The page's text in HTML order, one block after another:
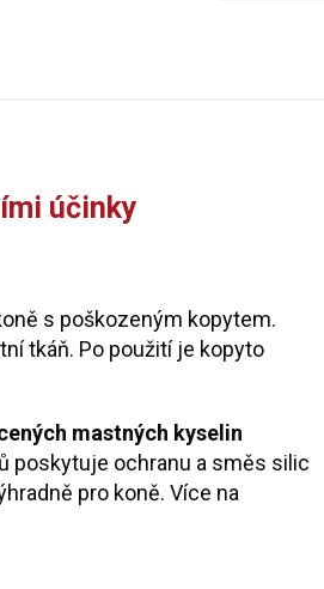
účinky
s poškozeným kopytem.
tkáň. Po použití je kopyto
mastných kyselin
poskytuje ochranu a směs silic
pro koně. Více na